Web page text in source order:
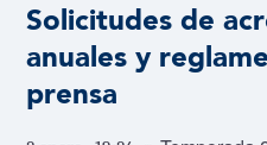
Solicitudes de
anuales y
prensa